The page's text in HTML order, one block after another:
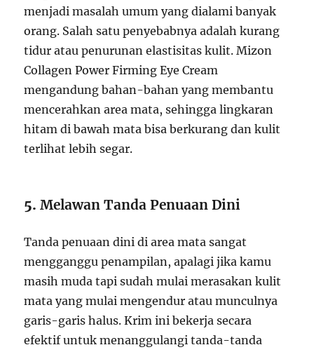
menjadi masalah umum yang dialami banyak
orang. Salah satu penyebabnya adalah kurang
tidur atau penurunan elastisitas kulit. Mizon
Collagen Power Firming Eye Cream
mengandung bahan-bahan yang membantu
mencerahkan area mata, sehingga lingkaran
hitam di bawah mata bisa berkurang dan kulit
terlihat lebih segar.
5.Melawan Tanda Penuaan Dini
Tanda penuaan dini di area mata sangat
mengganggu penampilan, apalagi jika kamu
masih muda tapi sudah mulai merasakan kulit
mata yang mulai mengendur atau munculnya
garis-garis halus. Krim ini bekerja secara
efektif untuk menanggulangi tanda-tanda